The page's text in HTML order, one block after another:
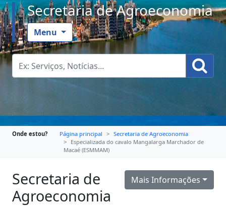
Secretaria de Agroeconomia
Menu
Onde estou? Página principal
Secretaria de Agroeconomia
Especializada do cavalo Mangalarga Marchador de
Macaé (ESMMAM)
Mais Informações
Secretaria de
Agroeconomia